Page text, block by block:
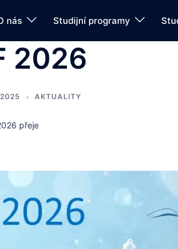
nás Studijní programy
2026
AKTUALITY
přeje